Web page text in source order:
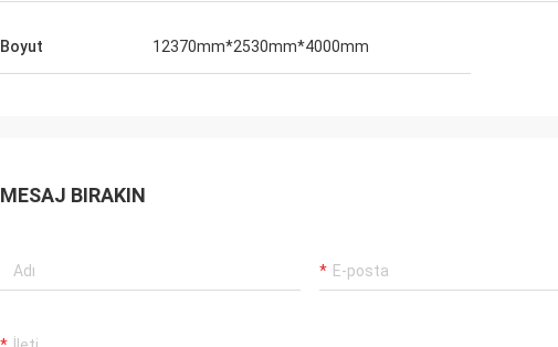
Boyut 12370mm*2530mm*4000mm
MESAJ BIRAKIN